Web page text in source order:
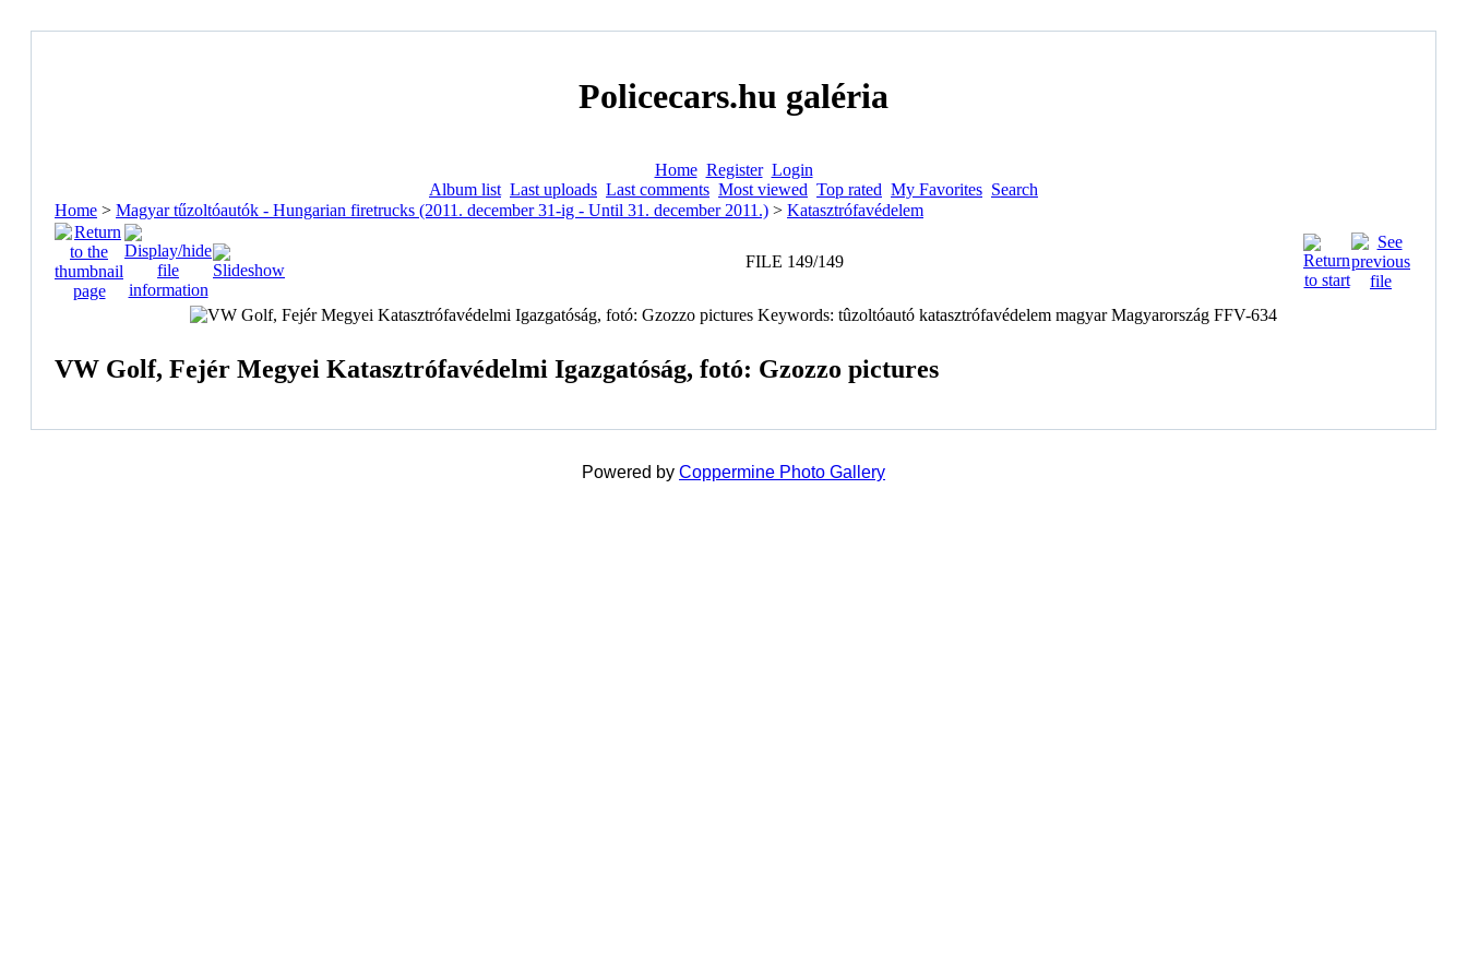
Policecars.hu galéria
Home Register Login
Album list Last uploads Last comments Most viewed Top rated My Favorites Search
Home > Magyar tűzoltóautók - Hungarian firetrucks (2011. december 31-ig - Until 31. december 2011.) > Katasztrófavédelem
FILE 149/149
VW Golf, Fejér Megyei Katasztrófavédelmi Igazgatóság, fotó: Gzozzo pictures
Powered by Coppermine Photo Gallery